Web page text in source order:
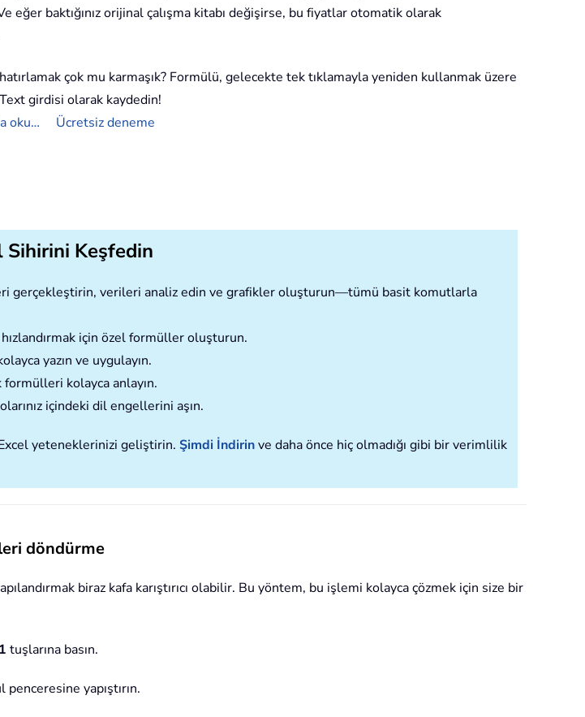
eğer baktığınız orijinal çalışma kitabı değişirse, bu fiyatlar otomatik olarak
çok mu karmaşık? Formülü, gelecekte tek tıklamayla yeniden kullanmak üzere
girdisi olarak kaydedin!
oku…
Ücretsiz deneme
Keşfedin
gerçekleştirin, verileri analiz edin ve grafikler oluşturun—tümü basit komutlarla
hızlandırmak için özel formüller oluşturun.
yazın ve uygulayın.
formülleri kolayca anlayın.
içindeki dil engellerini aşın.
yeteneklerinizi geliştirin. Şimdi İndirinve daha önce hiç olmadığı gibi bir verimlilik
döndürme
biraz kafa karıştırıcı olabilir. Bu yöntem, bu işlemi kolayca çözmek için size bir
tuşlarına basın.
penceresine yapıştırın.